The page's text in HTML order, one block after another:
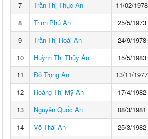
7
Trần Thị Thục An 11/02/1978
8
Trịnh Phú An 25/5/1973
9
Trần Thị Hoài An 24/9/1978
10
Huỳnh Thị Thủy Ân 15/5/1983
11
Đỗ Trọng An 13/11/1977
12
Hoàng Thị Mỹ An 17/4/1982
13
Nguyễn Quốc An 08/3/1981
14
Võ Thái An 25/3/1982